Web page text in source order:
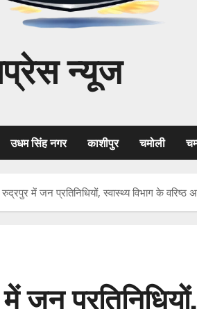
न्यूज
उधम सिंह नगर काशीपुर चमोली
रुद्रपुर में जन प्रतिनिधियों, स्वास्थ्य विभाग के वरिष्ठ
जन